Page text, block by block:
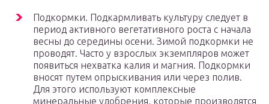
Подкормки. Подкармливать культуру следует в
период активного вегетативного роста с начала
весны до середины осени. Зимой подкормки не
проводят. Часто у взрослых экземпляров может
появиться нехватка калия и магния. Подкормки
вносят путем опрыскивания или через полив.
Для этого используют комплексные
минеральные удобрения, которые производятся